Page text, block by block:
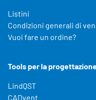
Listini
Condizioni generali di
Vuoi fare un ordine?
Tools per la
LindQST
CADvent